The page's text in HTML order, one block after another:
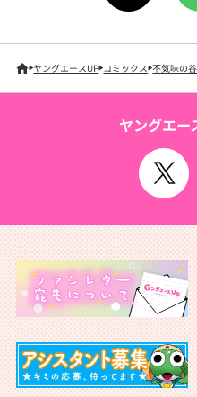
ヤングエースUP コミックス 不気味の
ヤングエー